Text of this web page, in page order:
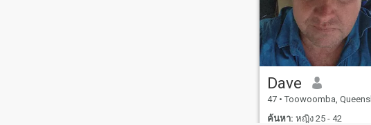
Dave
47 • Toowoomba, Queensland, ออสเตรเลีย
ค้นหา: หญิง 25 - 42